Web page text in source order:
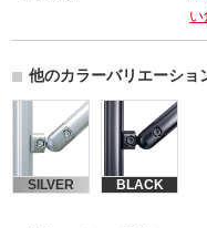
他のカラーバリエーショ
SILVER BLACK